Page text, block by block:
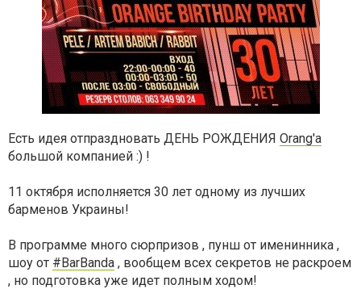
Есть идея отпраздновать ДЕНЬ РОЖДЕНИЯ Orang'a
большой компанией :) !
11 октября исполняется 30 лет одному из лучших
барменов Украины!
В программе много сюрпризов , пунш от именинника ,
шоу от #BarBanda , вообщем всех секретов не раскроем
, но подготовка уже идет полным ходом!